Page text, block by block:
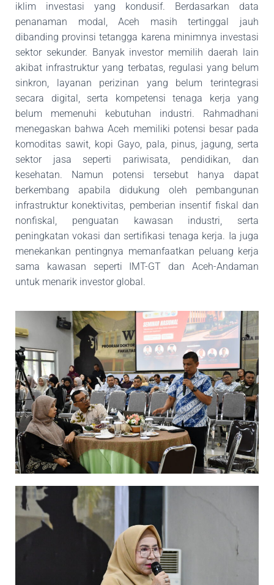
iklim investasi yang kondusif. Berdasarkan data
penanaman modal, Aceh masih tertinggal jauh
dibanding provinsi tetangga karena minimnya investasi
sektor sekunder. Banyak investor memilih daerah lain
akibat infrastruktur yang terbatas, regulasi yang belum
sinkron, layanan perizinan yang belum terintegrasi
secara digital,
serta kompetensi tenaga kerja yang
belum memenuhi kebutuhan industri. Rahmadhani
menegaskan bahwa Aceh memiliki potensi besar pada
komoditas sawit, kopi Gayo, pala, pinus, jagung, serta
sektor jasa seperti pariwisata, pendidikan, dan
kesehatan. Namun potensi tersebut
hanya dapat
berkembang apabila didukung oleh pembangunan
infrastruktur konektivitas, pemberian insentif fiskal dan
nonfiskal, penguatan kawasan industri, serta
peningkatan vokasi dan sertifikasi tenaga kerja. Ia juga
menekankan pentingnya memanfaatkan peluang kerja
sama
kawasan seperti IMT-GT dan Aceh-Andaman
untuk menarik investor global.